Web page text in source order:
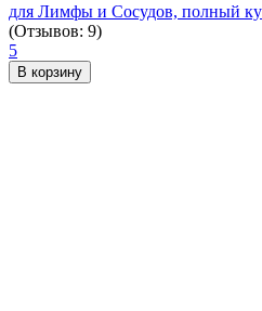
для Лимфы и Сосудов, полный
(Отзывов: 9)
5
В корзину